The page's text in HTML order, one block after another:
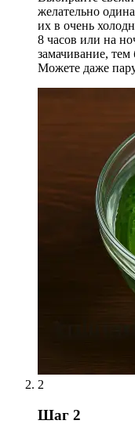
желательно
их в очень
8 часов или на
замачивание,
Можете даже
2
Шаг 2